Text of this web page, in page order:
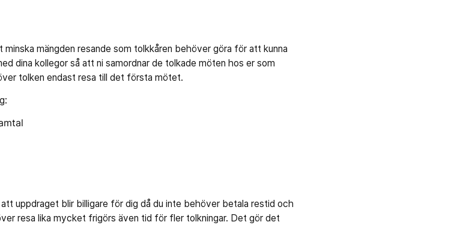
mängden resande som tolkkåren behöver göra för att kunna
dina kollegor så att ni samordnar de tolkade möten hos er som
tolken endast resa till det första mötet.
uppdraget blir billigare för dig då du inte behöver betala restid och
resa lika mycket frigörs även tid för fler tolkningar. Det gör det